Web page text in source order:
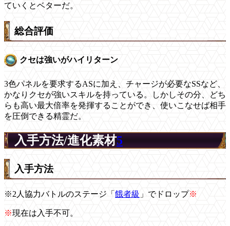
ていくとベターだ。
総合評価
クセは強いがハイリターン
3色パネルを要求するASに加え、チャージが必要なSSなど、
かなりクセが強いスキルを持っている。しかしその分、どち
らも高い最大倍率を発揮することができ、使いこなせば相手
を圧倒できる精霊だ。
入手方法/進化素材5
入手方法
※2人協力バトルのステージ「 餓者級 」でドロップ※
※現在は入手不可。